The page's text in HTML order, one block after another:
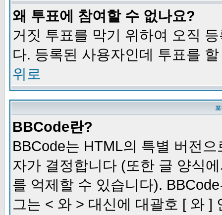
왜 투표에 참여할 수 없나요?
거짓 투표를 막기 위하여 오직
다. 등록된 사용자인데 투표를
위로
BBCode란?
BBCode는 HTML의 특별 버전
자가 결정합니다 (또한 글 양식
를 억제할 수 있습니다).
그는 < 와 > 대신에 대괄호 [ 와 ]